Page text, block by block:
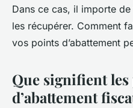
Israël ?
ulrich•22 avril 2023•1 min
Dans ce cas, il importe
les récupérer. Comment
vos points d’abattement
Que signifient
d’abattement